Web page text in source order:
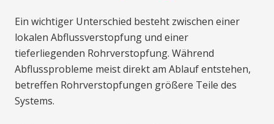
Ein wichtiger Unterschied besteht zwischen einer
lokalen Abflussverstopfung und einer
tieferliegenden Rohrverstopfung. Während
Abflussprobleme meist direkt am Ablauf entstehen,
betreffen Rohrverstopfungen größere Teile des
Systems.